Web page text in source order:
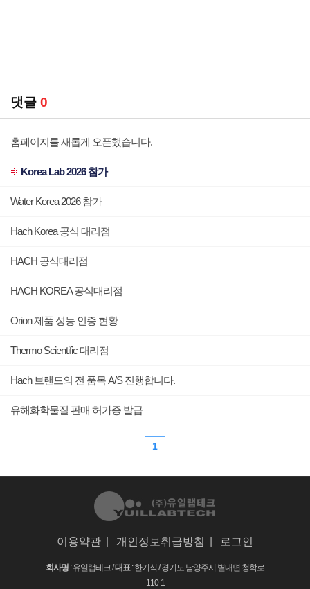
댓글 0
홈페이지를 새롭게 오픈했습니다.
Korea Lab 2026 참가
Water Korea 2026 참가
Hach Korea 공식 대리점
HACH 공식대리점
HACH KOREA 공식대리점
Orion 제품 성능 인증 현황
Thermo Scientific 대리점
Hach 브랜드의 전 품목 A/S 진행합니다.
유해화학물질 판매 허가증 발급
1
이용약관 개인정보취급방침 로그인
회사명 : 유일랩테크 /대표 : 한기식 /경기도 남양주시 별내면 청학로
110-1